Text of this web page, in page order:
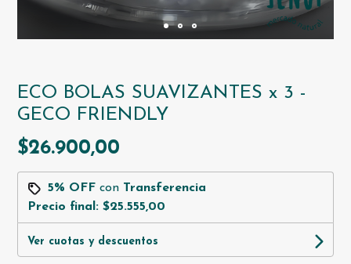
ECO BOLAS SUAVIZANTES x 3 -
GECO FRIENDLY
$26.900,00
5% OFF con Transferencia
Precio final:$25.555,00
Ver cuotas y descuentos